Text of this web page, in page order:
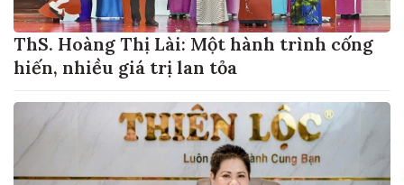
ThS. Hoàng Thị Lài: Một hành trình cống
hiến, nhiều giá trị lan tỏa